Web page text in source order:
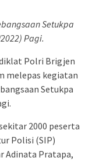
Setukpa
Pagi.
Polri Brigjen
melepas kegiatan
Setukpa
2000 peserta
Polisi (SIP)
Adinata Pratapa,